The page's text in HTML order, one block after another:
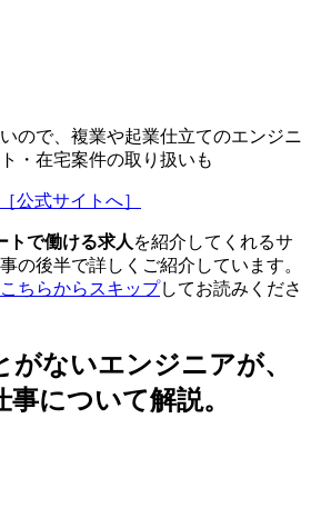
ので、複業や起業仕立てのエンジニ
・在宅案件の取り扱いも
公式サイトへ］
トで働ける求人 を紹介してくれるサ
の後半で詳しくご紹介しています。
こちらからスキップしてお読みくださ
がないエンジニアが、
について解説。